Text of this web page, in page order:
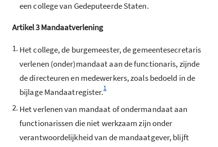
een college van Gedeputeerde Staten.
Artikel3Mandaatverlening
1. Het college, de burgemeester, de gemeentesecretaris
verlenen (onder)mandaat aan de functionaris, zijnde
de directeuren en medewerkers, zoals bedoeld in de
bijlage Mandaatregister.1
2. Het verlenen van mandaat of ondermandaat aan
functionarissen die niet werkzaam zijn onder
verantwoordelijkheid van de mandaatgever, blijft